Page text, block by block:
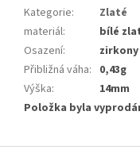
Kategorie:
Zlaté
materiál:
bílé
Osazení:
zirkony
Přibližná váha: 0,43g
Výška:
14mm
Položka byla